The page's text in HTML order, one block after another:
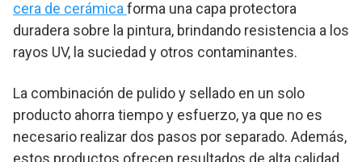
cera de cerámica forma una capa protectora
duradera sobre la pintura, brindando resistencia a los
rayos UV, la suciedad y otros contaminantes.
La combinación de pulido y sellado en un solo
producto ahorra tiempo y esfuerzo, ya que no es
necesario realizar dos pasos por separado. Además,
estos productos ofrecen resultados de alta calidad,